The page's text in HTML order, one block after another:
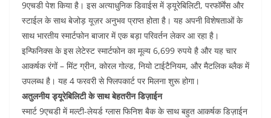
e
b
o
o
k
er s
A
p
p
l e
dI
n
di
t
9एचडी पेश किया है। इस अत्याधुनिक डिवाईस में ड्यूरेबिलिटी, परफॉर्मेंस और
स्टाईल के साथ बेजोड़ यूज़र अनुभव प्राप्त होता है। यह अपनी विशेषताओं के
साथ भारतीय स्मार्टफोन बाजार में एक बड़ा परिवर्तन लेकर आ रहा है।
इन्फिनिक्स के इस लेटेस्ट स्मार्टफोन का मूल्य 6,699 रुपये है और यह चार
आकर्षक रंगों – मिंट ग्रीन, कोरल गोल्ड, नियो टाईटैनियम, और मैटलिक ब्लैक में
उपलब्ध है। यह 4 फरवरी से फ्लिपकार्ट पर मिलना शुरू होगा।
अतुलनीय ड्यूरेबिलिटी के साथ बेहतरीन डिज़ाईन
स्मार्ट 9एचडी में मल्टी-लेयर्ड ग्लास फिनिश बैक के साथ बहुत आकर्षक डिज़ाईन